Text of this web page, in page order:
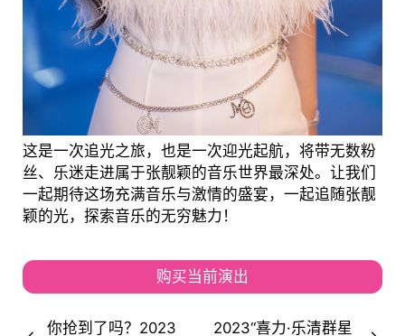
这是一次追光之旅，也是一次迎光起航，将带无数粉
丝、乐迷走进属于张靓颖的音乐世界最深处。让我们
一起期待这场充满音乐与激情的盛宴，一起追随张靓
颖的光，探索音乐的无穷魅力！
购买当前演出
你抢到了吗？2023 2023“喜力·乐清群星